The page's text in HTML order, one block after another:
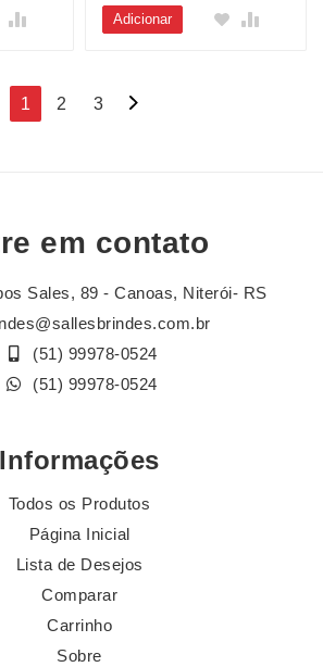
Adicionar
Navegação
1 2 3
em contato
Sales, 89 - Canoas, Niterói- RS
(51) 99978-0524
(51) 99978-0524
Informações
Todos os Produtos
Página Inicial
Lista de Desejos
Comparar
Carrinho
Sobre